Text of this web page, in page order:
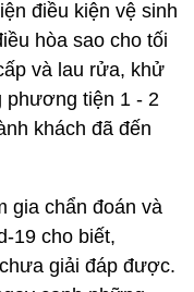
điều kiện vệ sinh
hòa sao cho tối
và lau rửa, khử
phương tiện 1 - 2
khách đã đến
gia chẩn đoán và
19 cho biết,
giải đáp được.